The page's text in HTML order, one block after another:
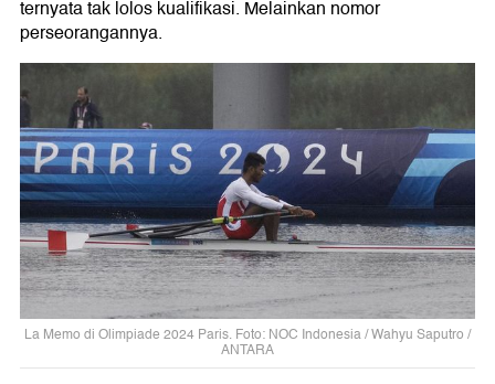
ternyata tak lolos kualifikasi. Melainkan nomor
perseorangannya.
La Memo di Olimpiade 2024 Paris. Foto: NOC Indonesia / Wahyu Saputro /
ANTARA